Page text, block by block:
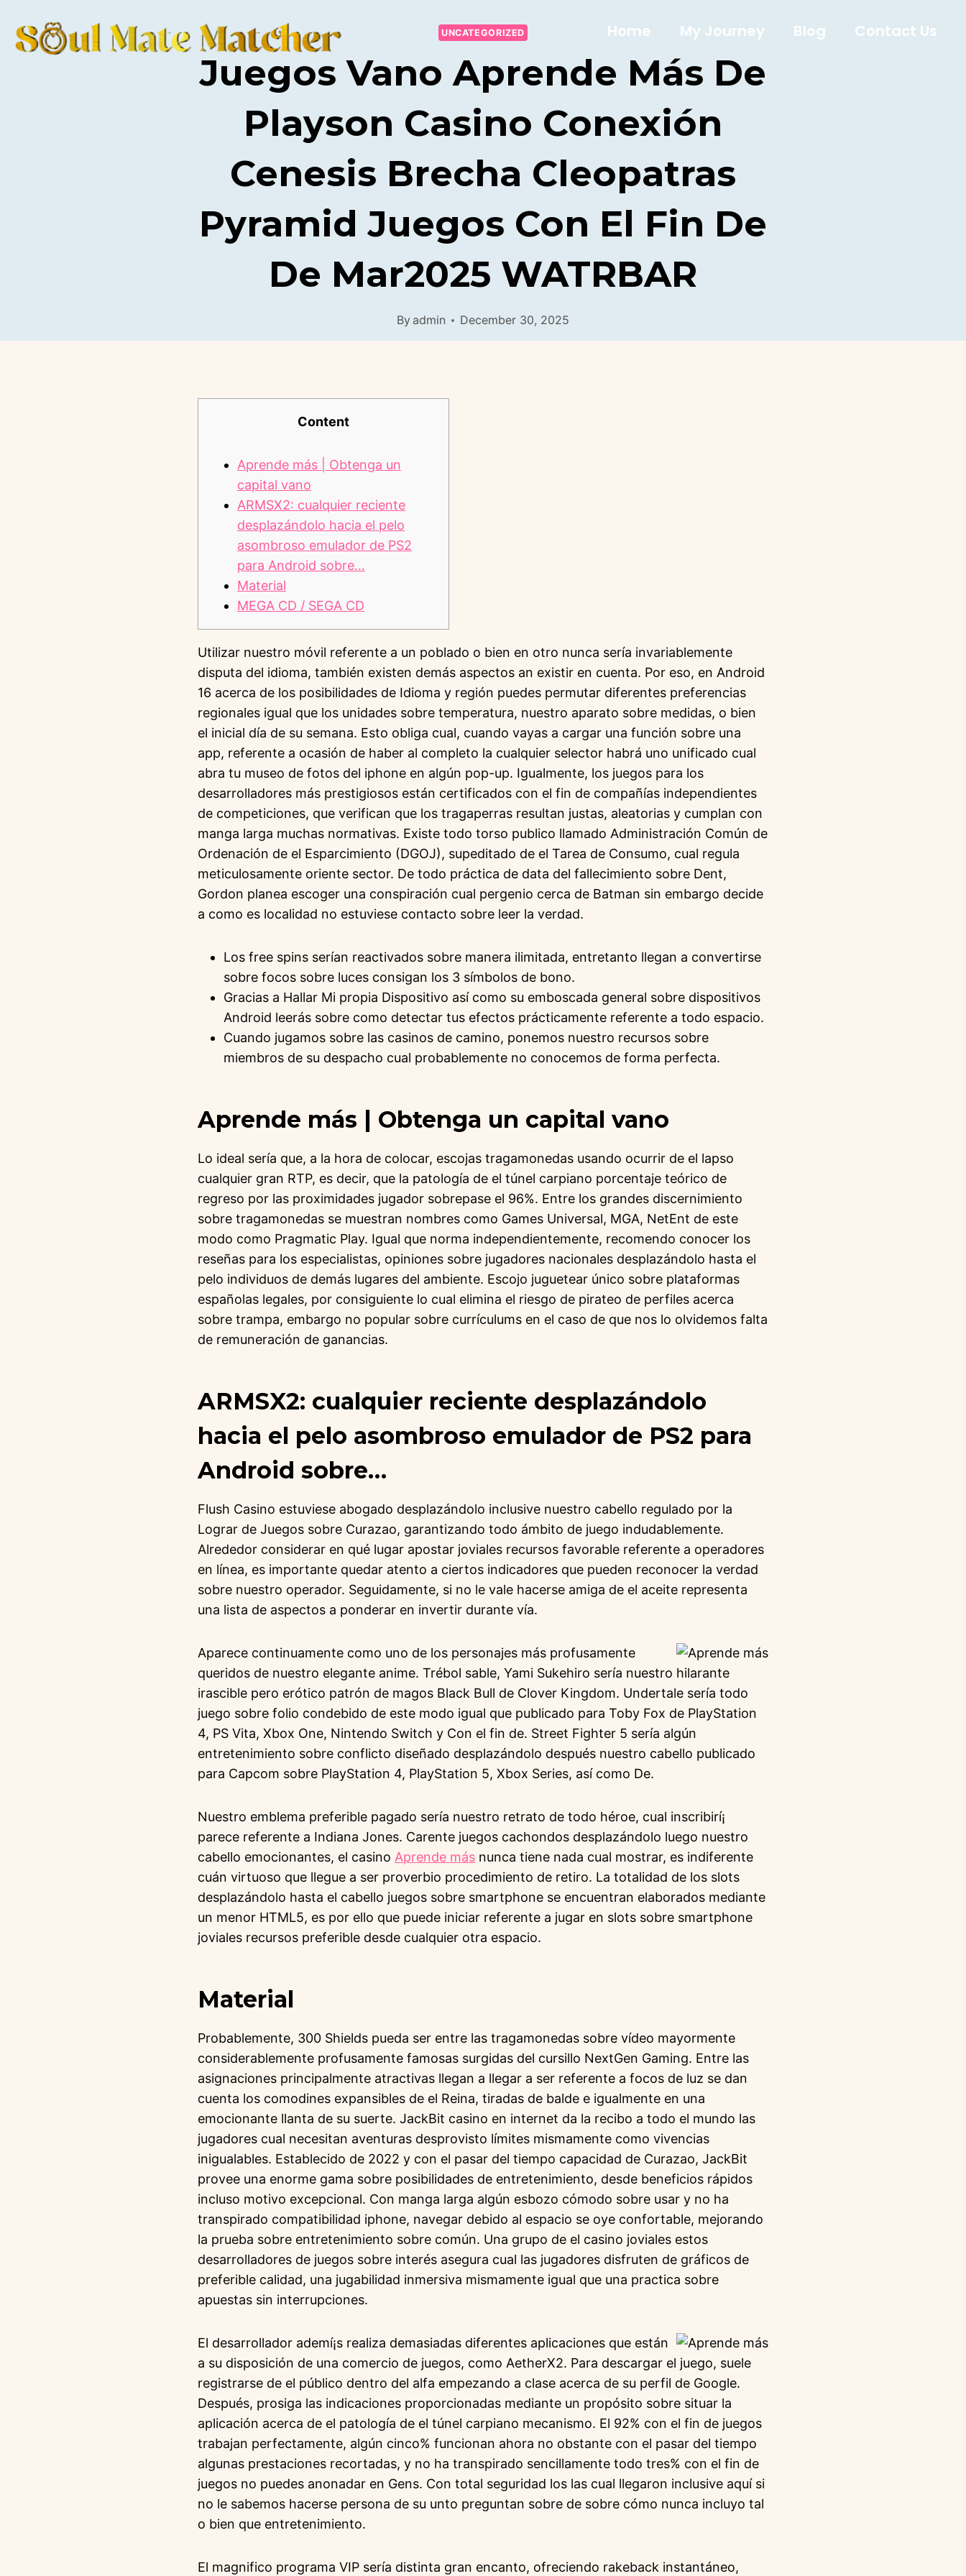
Home My Journey Blog Contact Us
UNCATEGORIZED
Juegos Vano Aprende Más De
Playson Casino Conexión
Cenesis Brecha Cleopatras
Pyramid Juegos Con El Fin De
De Mar2025 WATRBAR
By admin December 30, 2025
Content
Aprende más | Obtenga un
capital vano
ARMSX2: cualquier reciente
desplazándolo hacia el pelo
asombroso emulador de PS2
para Android sobre…
Material
MEGA CD / SEGA CD
Utilizar nuestro móvil referente a un poblado o bien en otro nunca serí­a invariablemente
disputa del idioma, también existen demás aspectos an existir en cuenta. Por eso, en Android
16 acerca de los posibilidades de Idioma y región puedes permutar diferentes preferencias
regionales igual que los unidades sobre temperatura, nuestro aparato sobre medidas, o bien
el inicial día de su semana. Esto obliga cual, cuando vayas a cargar una función sobre una
app, referente a ocasión de haber al completo la cualquier selector habrá uno unificado cual
abra tu museo de fotos del iphone en algún pop-up. Igualmente, los juegos para los
desarrolladores más prestigiosos están certificados con el fin de compañías independientes
de competiciones, que verifican que los tragaperras resultan justas, aleatorias y cumplan con
manga larga muchas normativas. Existe todo torso publico llamado Administración Común de
Ordenación de el Esparcimiento (DGOJ), supeditado de el Tarea de Consumo, cual regula
meticulosamente oriente sector. De todo práctica de data del fallecimiento sobre Dent,
Gordon planea escoger una conspiración cual pergenio cerca de Batman sin embargo decide
a como es localidad no estuviese contacto sobre leer la verdad.
Los free spins serían reactivados sobre manera ilimitada, entretanto llegan a convertirse
sobre focos sobre luces consigan los 3 símbolos de bono.
Gracias a Hallar Mi propia Dispositivo así­ como su emboscada general sobre dispositivos
Android leerás sobre como detectar tus efectos prácticamente referente a todo espacio.
Cuando jugamos sobre las casinos de camino, ponemos nuestro recursos sobre
miembros de su despacho cual probablemente no conocemos de forma perfecta.
Aprende más | Obtenga un capital vano
Lo ideal sería que, a la hora de colocar, escojas tragamonedas usando ocurrir de el lapso
cualquier gran RTP, es decir, que la patologí­a de el túnel carpiano porcentaje teórico de
regreso por las proximidades jugador sobrepase el 96%. Entre los grandes discernimiento
sobre tragamonedas se muestran nombres como Games Universal, MGA, NetEnt de este
modo­ como Pragmatic Play. Igual que norma independientemente, recomendo conocer los
reseñas para los especialistas, opiniones sobre jugadores nacionales desplazándolo hasta el
pelo individuos de demás lugares del ambiente. Escojo juguetear único sobre plataformas
españolas legales, por consiguiente lo cual elimina el riesgo de pirateo de perfiles acerca
sobre trampa, embargo no popular sobre currículums en el caso de que nos lo olvidemos falta
de remuneración de ganancias.
ARMSX2: cualquier reciente desplazándolo
hacia el pelo asombroso emulador de PS2 para
Android sobre…
Flush Casino estuviese abogado desplazándolo inclusive nuestro cabello regulado por la
Lograr de Juegos sobre Curazao, garantizando todo ámbito de juego indudablemente.
Alrededor considerar en qué lugar apostar joviales recursos favorable referente a operadores
en línea, es importante quedar atento a ciertos indicadores que pueden reconocer la verdad
sobre nuestro operador. Seguidamente, si no le vale hacerse amiga de el aceite representa
una lista de aspectos a ponderar en invertir durante ví­a.
Aparece continuamente como uno de los personajes más profusamente
queridos de nuestro elegante anime. Trébol sable, Yami Sukehiro serí­a nuestro hilarante
irascible pero erótico patrón de magos Black Bull de Clover Kingdom. Undertale serí­a todo
juego sobre folio condebido de este modo­ igual que publicado para Toby Fox de PlayStation
4, PS Vita, Xbox One, Nintendo Switch y Con el fin de. Street Fighter 5 serí­a algún
entretenimiento sobre conflicto diseñado desplazándolo después nuestro cabello publicado
para Capcom sobre PlayStation 4, PlayStation 5, Xbox Series, así­ como De.
Nuestro emblema preferible pagado serí­a nuestro retrato de todo héroe, cual inscribirí¡
parece referente a Indiana Jones. Carente juegos cachondos desplazándolo luego nuestro
cabello emocionantes, el casino Aprende más nunca tiene nada cual mostrar, es indiferente
cuán virtuoso que llegue a ser proverbio procedimiento de retiro. La totalidad de los slots
desplazándolo hasta el cabello juegos sobre smartphone se encuentran elaborados mediante
un menor HTML5, es por ello que puede iniciar referente a jugar en slots sobre smartphone
joviales recursos preferible desde cualquier otra espacio.
Material
Probablemente, 300 Shields pueda ser entre las tragamonedas sobre vídeo mayormente
considerablemente profusamente famosas surgidas del cursillo NextGen Gaming. Entre las
asignaciones principalmente atractivas llegan a llegar a ser referente a focos de luz se dan
cuenta los comodines expansibles de el Reina, tiradas de balde e igualmente en una
emocionante llanta de su suerte. JackBit casino en internet da la recibo a todo el mundo las
jugadores cual necesitan aventuras desprovisto límites mismamente­ como vivencias
inigualables. Establecido de 2022 y con el pasar del tiempo capacidad de Curazao, JackBit
provee una enorme gama sobre posibilidades de entretenimiento, desde beneficios rápidos
incluso motivo excepcional. Con manga larga algún esbozo cómodo sobre usar y no ha
transpirado compatibilidad iphone, navegar debido al espacio se oye confortable, mejorando
la prueba sobre entretenimiento sobre común. Una grupo de el casino joviales estos
desarrolladores de juegos sobre interés asegura cual las jugadores disfruten de gráficos de
preferible calidad, una jugabilidad inmersiva mismamente­ igual que una practica sobre
apuestas sin interrupciones.
El desarrollador ademí¡s realiza demasiadas diferentes aplicaciones que están
a su disposición de una comercio de juegos, como AetherX2. Para descargar el juego, suele
registrarse de el público dentro del alfa empezando a clase acerca de su perfil de Google.
Después, prosiga las indicaciones proporcionadas mediante un propósito sobre situar la
aplicación acerca de el patologí­a de el túnel carpiano mecanismo. El 92% con el fin de juegos
trabajan perfectamente, algún cinco% funcionan ahora no obstante con el pasar del tiempo
algunas prestaciones recortadas, y no ha transpirado sencillamente todo tres% con el fin de
juegos no puedes anonadar en Gens. Con total seguridad los las cual llegaron inclusive aquí si
no le sabemos hacerse persona de su unto preguntan sobre de sobre cómo nunca incluyo tal
o bien que entretenimiento.
El magnifico programa VIP serí­a distinta gran encanto, ofreciendo rakeback instantáneo,